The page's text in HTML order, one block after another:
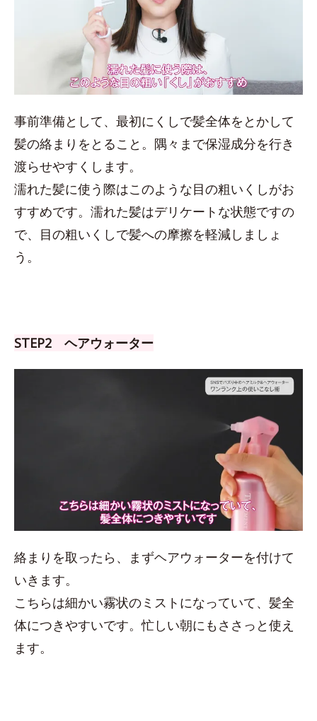
事前準備として、最初にくしで髪全体をとかして
髪の絡まりをとること。隅々まで保湿成分を行き
渡らせやすくします。
濡れた髪に使う際はこのような目の粗いくしがお
すすめです。濡れた髪はデリケートな状態ですの
で、目の粗いくしで髪への摩擦を軽減しましょ
う。
STEP2 ヘアウォーター
絡まりを取ったら、まずヘアウォーターを付けて
いきます。
こちらは細かい霧状のミストになっていて、髪全
体につきやすいです。忙しい朝にもささっと使え
ます。